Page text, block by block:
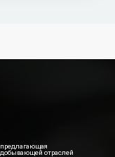
отраслей